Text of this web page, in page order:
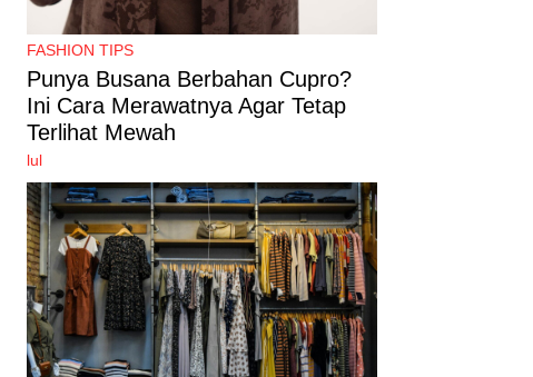
FASHION TIPS
Punya Busana Berbahan Cupro?
Ini Cara Merawatnya Agar Tetap
Terlihat Mewah
lul